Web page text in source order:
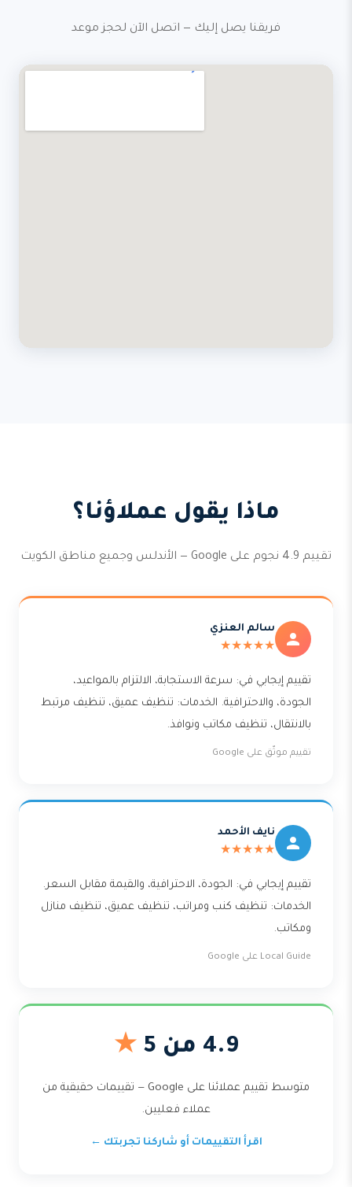
فريقنا يصل إليك — اتصل الآن لحجز موعد
ماذا يقول عملاؤنا؟
تقييم 4.9 نجوم على Google — الأندلس وجميع مناطق الكويت
سالم العنزي
★★★★★
تقييم إيجابي في: سرعة الاستجابة، الالتزام بالمواعيد،
الجودة، والاحترافية. الخدمات: تنظيف عميق، تنظيف مرتبط
بالانتقال، تنظيف مكاتب ونوافذ.
تقييم موثّق على Google
نايف الأحمد
★★★★★
تقييم إيجابي في: الجودة، الاحترافية، والقيمة مقابل السعر.
الخدمات: تنظيف كنب ومراتب، تنظيف عميق، تنظيف منازل
ومكاتب.
Local Guide على Google
4.9 من 5 ★
متوسط تقييم عملائنا على Google — تقييمات حقيقية من
عملاء فعليين.
اقرأ التقييمات أو شاركنا تجربتك ←